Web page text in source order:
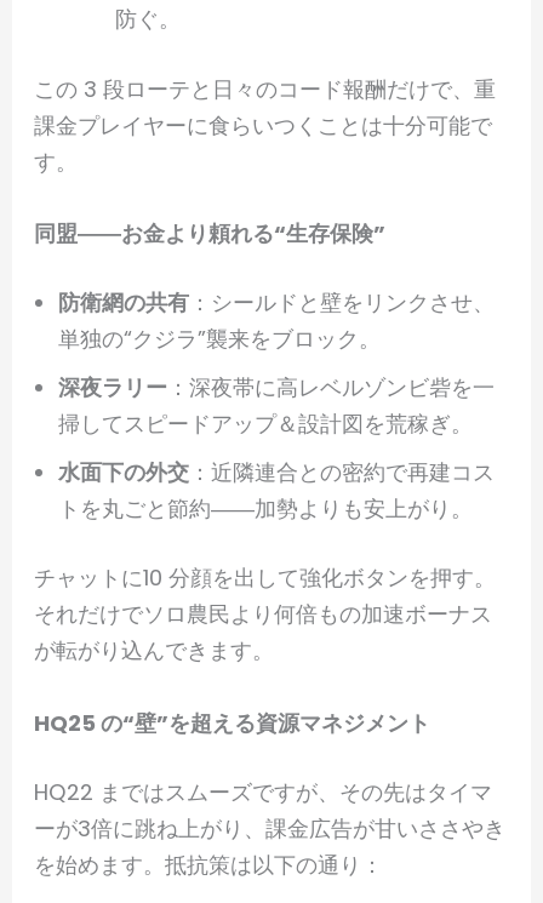
防ぐ。
この 3 段ローテと日々のコード報酬だけで、重
課金プレイヤーに食らいつくことは十分可能で
す。
同盟――お金より頼れる“生存保険”
防衛網の共有 ：シールドと壁をリンクさせ、
単独の“クジラ”襲来をブロック。
深夜ラリー ：深夜帯に高レベルゾンビ砦を一
掃してスピードアップ＆設計図を荒稼ぎ。
水面下の外交 ：近隣連合との密約で再建コス
トを丸ごと節約――加勢よりも安上がり。
チャットに10 分顔を出して強化ボタンを押す。
それだけでソロ農民より何倍もの加速ボーナス
が転がり込んできます。
HQ25 の“壁”を超える資源マネジメント
HQ22 まではスムーズですが、その先はタイマ
ーが3倍に跳ね上がり、課金広告が甘いささやき
を始めます。抵抗策は以下の通り：